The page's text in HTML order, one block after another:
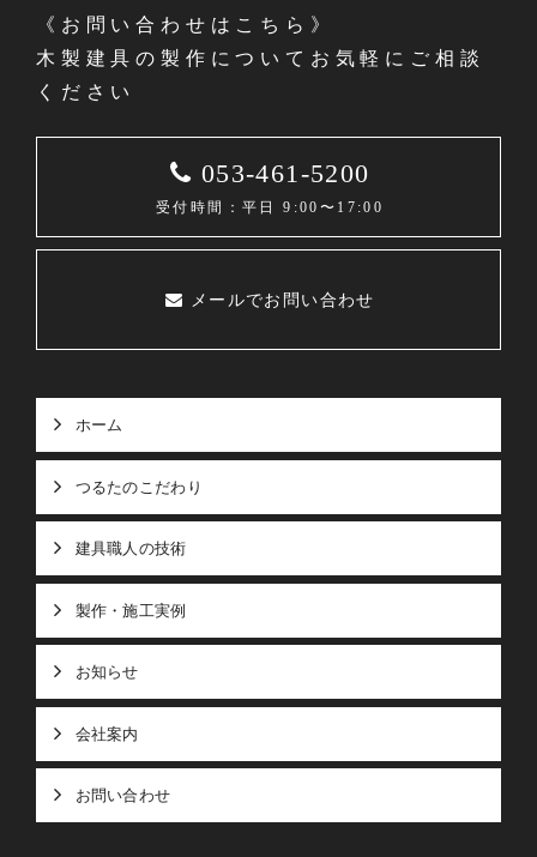
《お問い合わせはこちら》
木製建具の製作についてお気軽にご相談
ください
053-461-5200
受付時間：平日 9:00〜17:00
メールでお問い合わせ
ホーム
つるたのこだわり
建具職人の技術
製作・施工実例
お知らせ
会社案内
お問い合わせ